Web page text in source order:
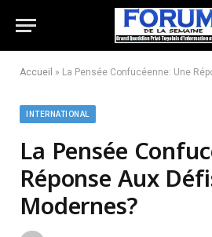
Accueil » La Pensée Confucéenne: Une
INTERNATIONAL
La Pensée
Réponse Aux
Modernes?